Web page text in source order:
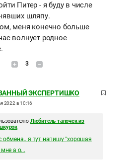
Питер - я буду в числе
шляпу.
меня конечно больше
волнует родное
3
ЭКСПЕРТИШКО
2022 в 10:16
Любитель тапочек из
обмена.. я тут напишу "хорошая
мне а о...